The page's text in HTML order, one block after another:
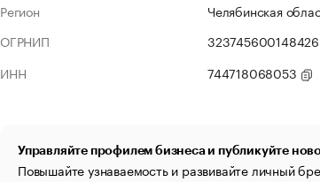
Регион
Челябинская
ОГРНИП
323745600148426
ИНН
744718068053
Управляйте профилем бизнеса и публикуйте
Повышайте узнаваемость и развивайте личный